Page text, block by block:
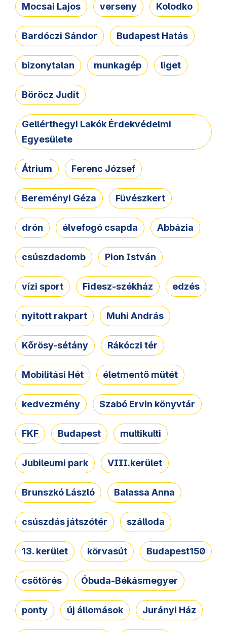
Mocsai Lajos verseny Kolodko
Bardóczi Sándor Budapest Hatás
bizonytalan munkagép liget
Böröcz Judit
Gellérthegyi Lakók Érdekvédelmi
Egyesülete
Átrium Ferenc József
Bereményi Géza Füvészkert
drón élvefogó csapda Abbázia
csúszdadomb Pion István
vízi sport Fidesz-székház edzés
nyitott rakpart Muhi András
Kőrösy-sétány Rákóczi tér
Mobilitási Hét életmentő műtét
kedvezmény Szabó Ervin könyvtár
FKF Budapest multikulti
Jubileumi park VIII.kerület
Brunszkó László Balassa Anna
csúszdás játszótér szálloda
13. kerület körvasút Budapest150
csőtörés Óbuda-Békásmegyer
ponty új állomások Jurányi Ház